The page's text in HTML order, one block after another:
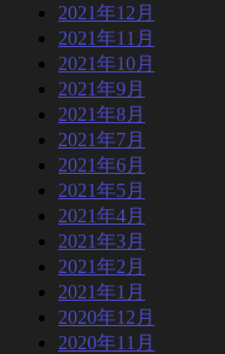
2021年12月
2021年11月
2021年10月
2021年9月
2021年8月
2021年7月
2021年6月
2021年5月
2021年4月
2021年3月
2021年2月
2021年1月
2020年12月
2020年11月